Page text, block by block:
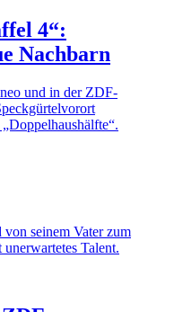
4“:
Nachbarn
und in der ZDF-